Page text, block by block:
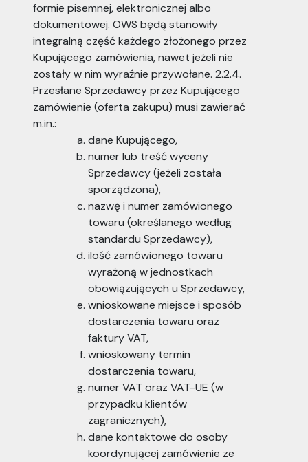
formie pisemnej, elektronicznej albo
dokumentowej. OWS będą stanowiły
integralną część każdego złożonego przez
Kupującego zamówienia, nawet jeżeli nie
zostały w nim wyraźnie przywołane. 2.2.4.
Przesłane Sprzedawcy przez Kupującego
zamówienie (oferta zakupu) musi zawierać
m.in.:
dane Kupującego,
numer lub treść wyceny
Sprzedawcy (jeżeli została
sporządzona),
nazwę i numer zamówionego
towaru (określanego według
standardu Sprzedawcy),
ilość zamówionego towaru
wyrażoną w jednostkach
obowiązujących u Sprzedawcy,
wnioskowane miejsce i sposób
dostarczenia towaru oraz
faktury VAT,
wnioskowany termin
dostarczenia towaru,
numer VAT oraz VAT-UE (w
przypadku klientów
zagranicznych),
dane kontaktowe do osoby
koordynującej zamówienie ze